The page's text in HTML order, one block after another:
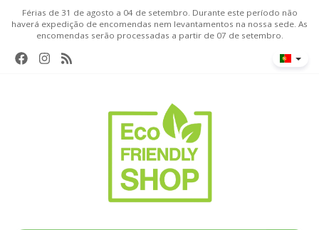
Férias de 31 de agosto a 04 de setembro. Durante este período não
haverá expedição de encomendas nem levantamentos na nossa sede. As
encomendas serão processadas a partir de 07 de setembro.